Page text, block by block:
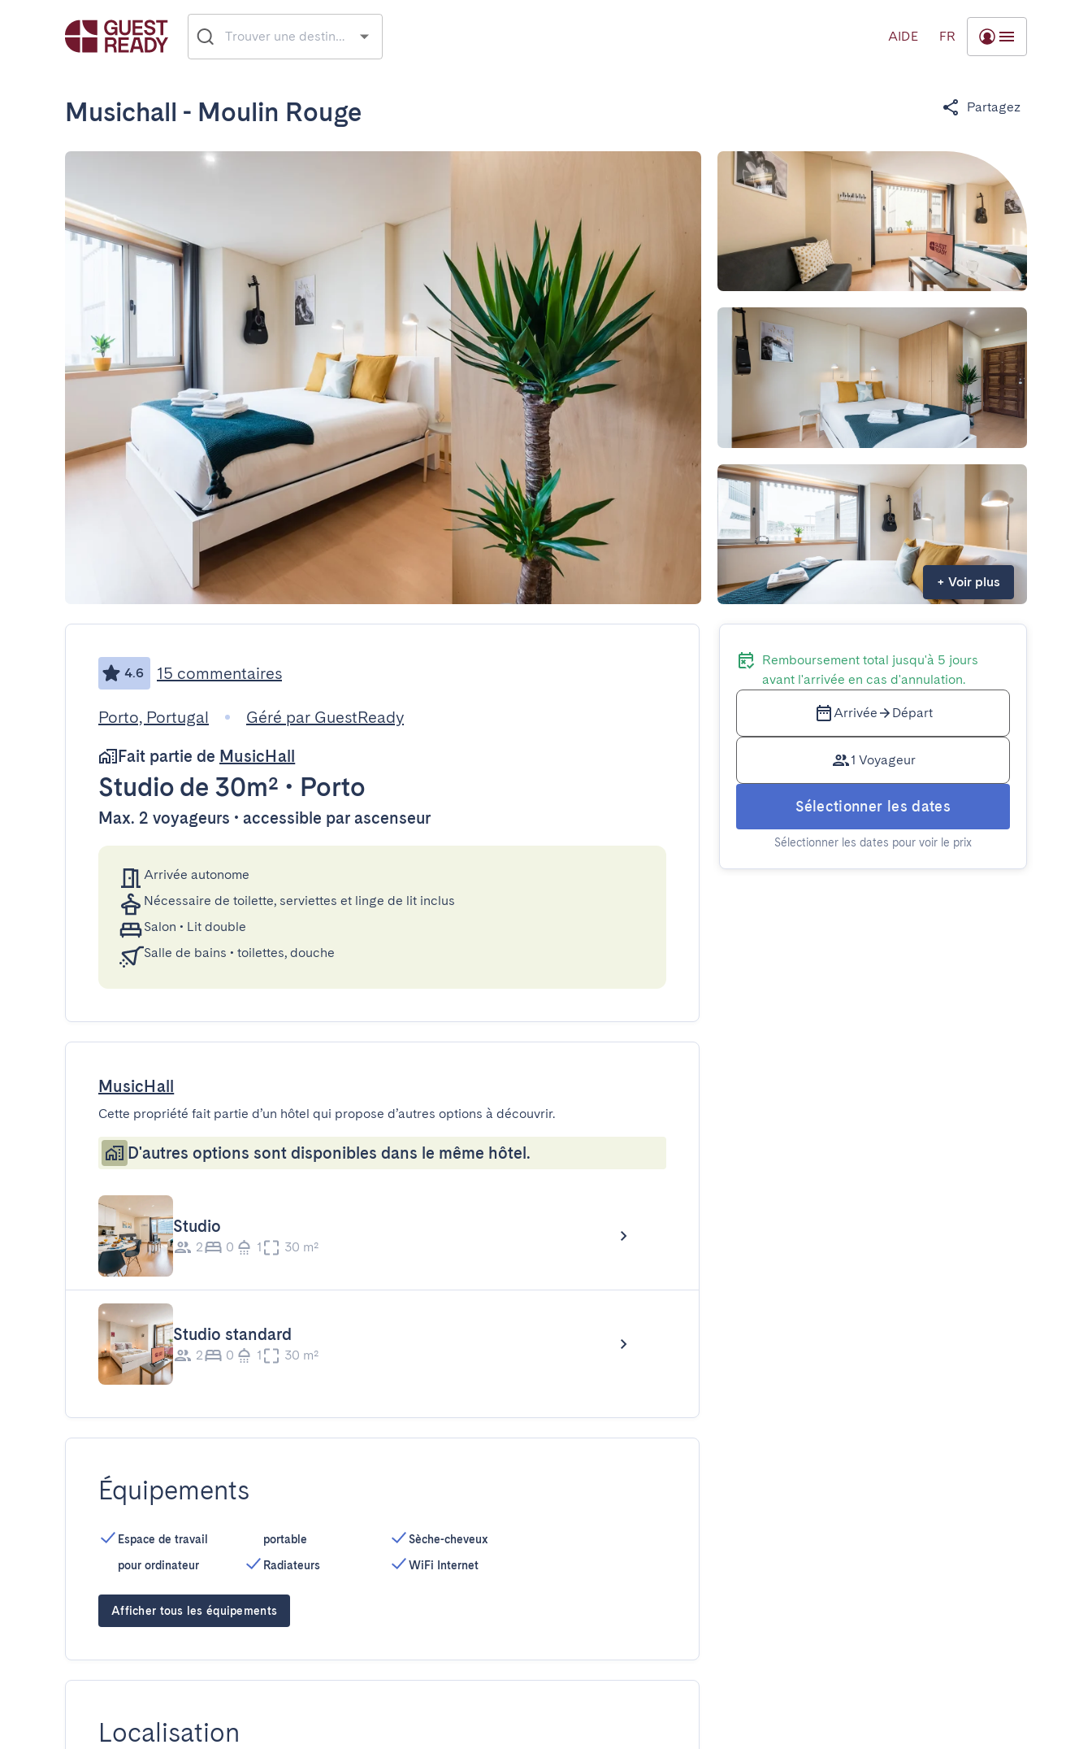
AIDE FR
Musichall - Moulin Rouge Partagez
+ Voir plus
4.6 15 commentaires
Porto, Portugal
Géré par GuestReady
Fait partie de MusicHall
Studio de 30m² • Porto
Max. 2 voyageurs • accessible par ascenseur
Arrivée autonome
Nécessaire de toilette, serviettes et linge de lit inclus
Salon • Lit double
Salle de bains • toilettes, douche
MusicHall
Cette propriété fait partie d’un hôtel qui propose d’autres options à découvrir.
D'autres options sont disponibles dans le même hôtel.
Studio
2 0 1 30 m²
Studio standard
2 0 1 30 m²
Équipements
Espace de travail
pour ordinateur
portable
Radiateurs
Sèche-cheveux
WiFi Internet
Afficher tous les équipements
Localisation
Remboursement total jusqu'à 5 jours
avant l'arrivée en cas d'annulation.
Arrivée Départ
1 Voyageur
Sélectionner les dates
Sélectionner les dates pour voir le prix